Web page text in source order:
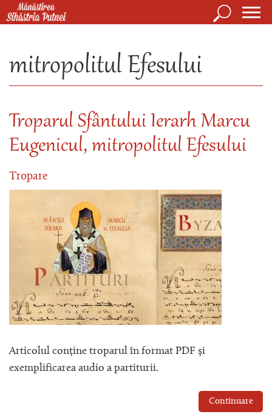
Mergi la conţinutul principal
Căutare
mitropolitul Efesului
Troparul Sfântului Ierarh Marcu
Eugenicul, mitropolitul Efesului
Tropare
Articolul conține troparul în format PDF și
exemplificarea audio a partiturii.
Continuare